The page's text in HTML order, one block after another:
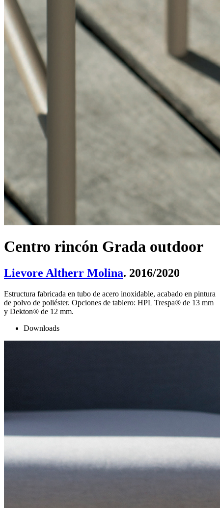
Centro rincón Grada outdoor
Lievore Altherr Molina. 2016/2020
Estructura fabricada en tubo de acero inoxidable, acabado en pintura
de polvo de poliéster. Opciones de tablero: HPL Trespa® de 13 mm
y Dekton® de 12 mm.
Downloads